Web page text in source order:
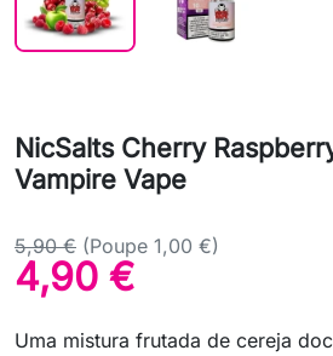
NicSalts Cherry
Vampire Vape
5,90 € (Poupe 1,00 €)
4,90 €
Uma mistura frutada de cereja